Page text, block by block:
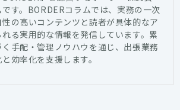
す。BORDERコラムでは、実務の一次
の高いコンテンツと読者が具体的なア
る実用的な情報を発信しています。累
手配・管理ノウハウを通じ、出張業務
効率化を支援します。